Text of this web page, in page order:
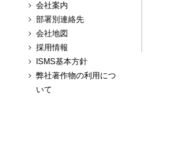
会社案内
部署別連絡先
会社地図
採用情報
ISMS基本方針
弊社著作物の利用につ
いて